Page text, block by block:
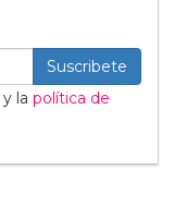
Suscribete
y la política de